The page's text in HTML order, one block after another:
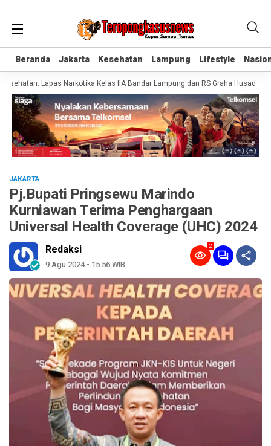
Beranda Jakarta Kesehatan Lampung Lifestyle
Beranda Jakarta Kesehatan Lampung Lifestyle
Lapas Narkotika Kelas IIA Bandar Lampung dan RS Graha Husada
JAKARTA
Pj.Bupati Pringsewu Marindo
Kurniawan Terima Penghargaan
Universal Health Coverage (UHC) 2024
Redaksi
9 Agu 2024 - 15:56 WIB
2